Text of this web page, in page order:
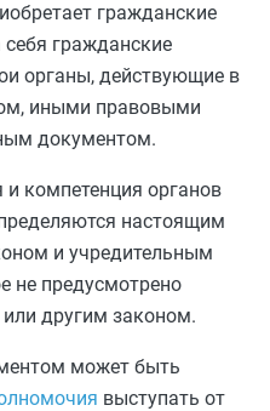
гражданские
гражданские
органы, действующие в
иными правовыми
документом.
компетенция органов
настоящим
и учредительным
не предусмотрено
другим законом.
может быть
выступать от